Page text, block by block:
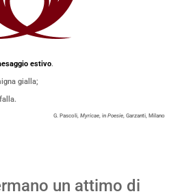
estivo.
gialla;
G. Pascoli, Myricae, in Poesie, Garzanti, Milano
un attimo di